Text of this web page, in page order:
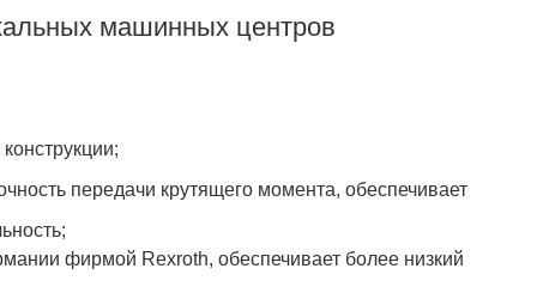
машинных центров
передачи крутящего момента, обеспечивает
фирмой Rexroth, обеспечивает более низкий